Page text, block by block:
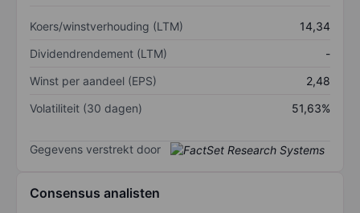
Koers/winstverhouding (LTM)
14,34
Dividendrendement (LTM)
-
Winst per aandeel (EPS)
2,48
Volatiliteit (30 dagen)
51,63%
Gegevens verstrekt door
Consensus analisten